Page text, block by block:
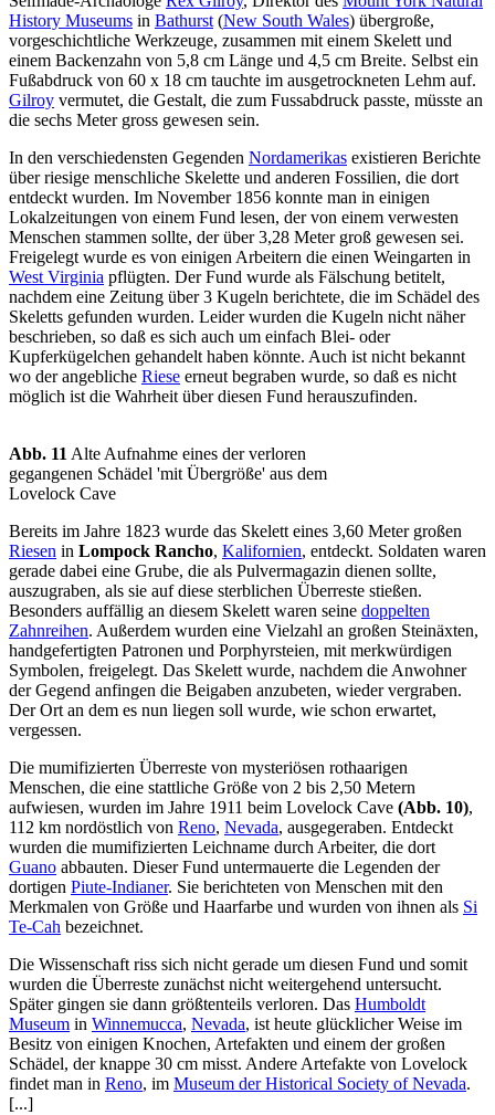
History Museums in Bathurst (New South Wales) übergroße,
vorgeschichtliche Werkzeuge, zusammen mit einem Skelett und
einem Backenzahn von 5,8 cm Länge und 4,5 cm Breite. Selbst ein
Fußabdruck von 60 x 18 cm tauchte im ausgetrockneten Lehm auf.
Gilroy vermutet, die Gestalt, die zum Fussabdruck passte, müsste an
die sechs Meter gross gewesen sein.
In den verschiedensten Gegenden Nordamerikas existieren Berichte
über riesige menschliche Skelette und anderen Fossilien, die dort
entdeckt wurden. Im November 1856 konnte man in einigen
Lokalzeitungen von einem Fund lesen, der von einem verwesten
Menschen stammen sollte, der über 3,28 Meter groß gewesen sei.
Freigelegt wurde es von einigen Arbeitern die einen Weingarten in
West Virginia pflügten. Der Fund wurde als Fälschung betitelt,
nachdem eine Zeitung über 3 Kugeln berichtete, die im Schädel des
Skeletts gefunden wurden. Leider wurden die Kugeln nicht näher
beschrieben, so daß es sich auch um einfach Blei- oder
Kupferkügelchen gehandelt haben könnte. Auch ist nicht bekannt
wo der angebliche Riese erneut begraben wurde, so daß es nicht
möglich ist die Wahrheit über diesen Fund herauszufinden.
Abb. 11 Alte Aufnahme eines der verloren
gegangenen Schädel 'mit Übergröße' aus dem
Lovelock Cave
Bereits im Jahre 1823 wurde das Skelett eines 3,60 Meter großen
Riesen in Lompock Rancho, Kalifornien, entdeckt. Soldaten waren
gerade dabei eine Grube, die als Pulvermagazin dienen sollte,
auszugraben, als sie auf diese sterblichen Überreste stießen.
Besonders auffällig an diesem Skelett waren seine doppelten
Zahnreihen. Außerdem wurden eine Vielzahl an großen Steinäxten,
handgefertigten Patronen und Porphyrsteien, mit merkwürdigen
Symbolen, freigelegt. Das Skelett wurde, nachdem die Anwohner
der Gegend anfingen die Beigaben anzubeten, wieder vergraben.
Der Ort an dem es nun liegen soll wurde, wie schon erwartet,
vergessen.
Die mumifizierten Überreste von mysteriösen rothaarigen
Menschen, die eine stattliche Größe von 2 bis 2,50 Metern
aufwiesen, wurden im Jahre 1911 beim Lovelock Cave (Abb. 10),
112 km nordöstlich von Reno, Nevada, ausgegeraben. Entdeckt
wurden die mumifizierten Leichname durch Arbeiter, die dort
Guano abbauten. Dieser Fund untermauerte die Legenden der
dortigen Piute-Indianer. Sie berichteten von Menschen mit den
Merkmalen von Größe und Haarfarbe und wurden von ihnen als Si
Te-Cah bezeichnet.
Die Wissenschaft riss sich nicht gerade um diesen Fund und somit
wurden die Überreste zunächst nicht weitergehend untersucht.
Später gingen sie dann größtenteils verloren. Das Humboldt
Museum in Winnemucca, Nevada, ist heute glücklicher Weise im
Besitz von einigen Knochen, Artefakten und einem der großen
Schädel, der knappe 30 cm misst. Andere Artefakte von Lovelock
findet man in Reno, im Museum der Historical Society of Nevada.
[...]